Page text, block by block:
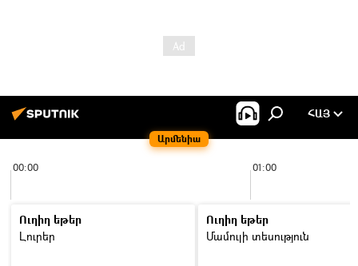
Արմենիա
ՀԱՅ
00:00 01:00
Ուղիղ եթեր
Լուրեր
Ուղիղ եթեր
Մամուլի տեսություն